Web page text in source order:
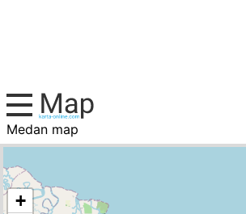
Medan map
Indonesia, cities list
+